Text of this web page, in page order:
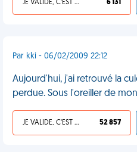
JE VALIDE, C'EST UNE VDM 6 131
Par kki - 06/02/2009 22:12
Aujourd'hui, j'ai retrouvé la
perdue. Sous l'oreiller de
JE VALIDE, C'EST UNE VDM 52 857